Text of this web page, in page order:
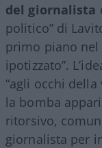
del giornalista
politico” di
primo piano
ipotizzato”.
“agli occhi
la bomba
ritorsivo,
giornalista per